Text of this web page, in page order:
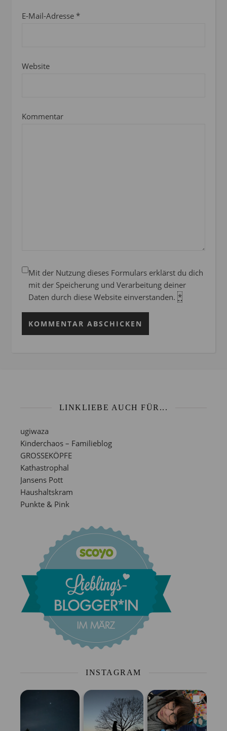
E-Mail-Adresse *
Website
Kommentar
Mit der Nutzung dieses Formulars erklärst du dich
mit der Speicherung und Verarbeitung deiner
Daten durch diese Website einverstanden. *
LINKLIEBE AUCH FÜR...
ugiwaza
Kinderchaos – Familieblog
GROSSEKÖPFE
Kathastrophal
Jansens Pott
Haushaltskram
Punkte & Pink
INSTAGRAM